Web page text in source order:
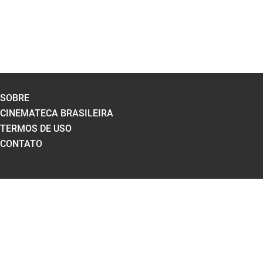
SOBRE
CINEMATECA BRASILEIRA
TERMOS DE USO
CONTATO